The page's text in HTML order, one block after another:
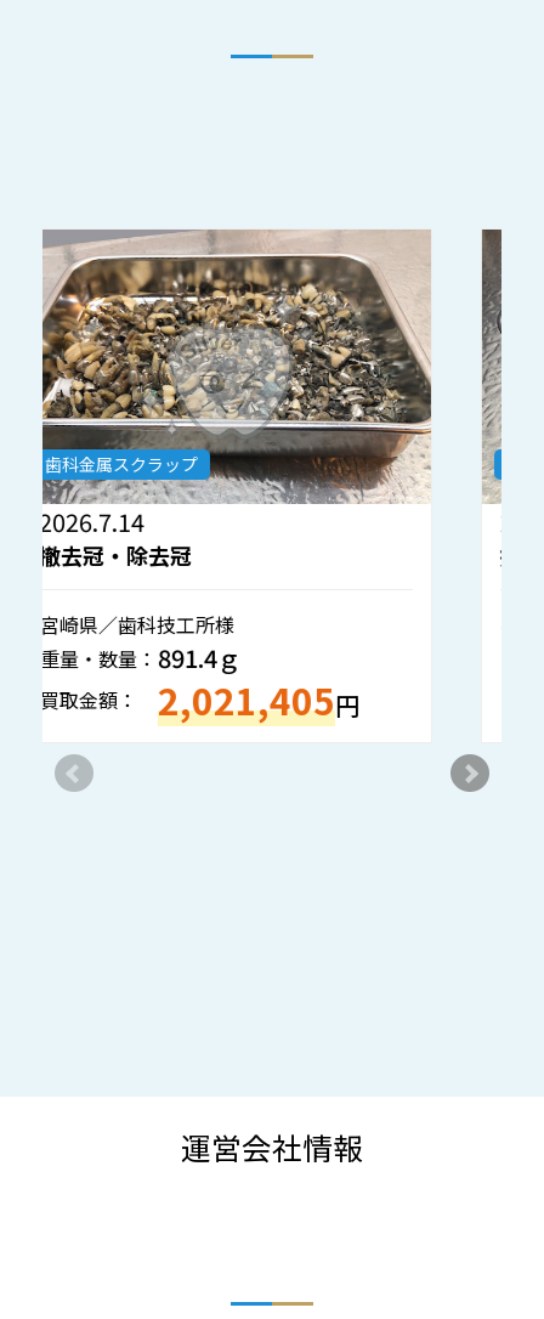
歯科金属スクラップ
2026.7.8
撤去冠・除去冠
神奈川県／歯科技工所様
重量・数量：354.2ｇ
買取金額： 860,706円
運営会社情報